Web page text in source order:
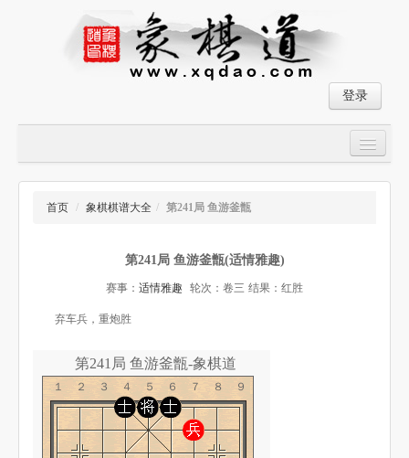
登录
大师对局
首页 / 象棋棋谱大全 / 第241局 鱼游釜甑
第241局 鱼游釜甑(适情雅趣)
赛事： 适情雅趣 轮次：卷三 结果：红胜
弃车兵，重炮胜
第241局 鱼游釜甑-象棋道
１２３４５６７８９